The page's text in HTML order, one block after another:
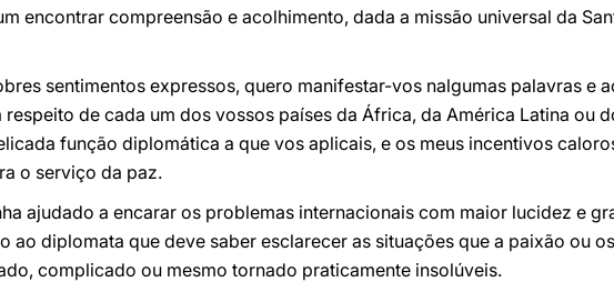
encontrar compreensão e acolhimento, dada a missão universal da
sentimentos expressos, quero manifestar-vos nalgumas palavras e
de cada um dos vossos países da África, da América Latina ou
função diplomática a que vos aplicais, e os meus incentivos
o serviço da paz.
ajudado a encarar os problemas internacionais com maior lucidez e
ao diplomata que deve saber esclarecer as situações que a paixão ou os
complicado ou mesmo tornado praticamente insolúveis.